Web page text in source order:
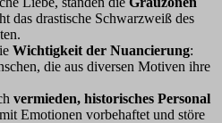
das drastische Schwarzweiß des
Wichtigkeit der Nuancierung:
die aus diversen Motiven ihre
vermieden, historisches Personal
Emotionen vorbehaftet und störe